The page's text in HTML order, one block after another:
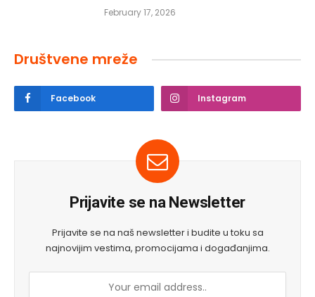
February 17, 2026
Društvene mreže
Facebook Instagram
Prijavite se na Newsletter
Prijavite se na naš newsletter i budite u toku sa
najnovijim vestima, promocijama i događanjima.